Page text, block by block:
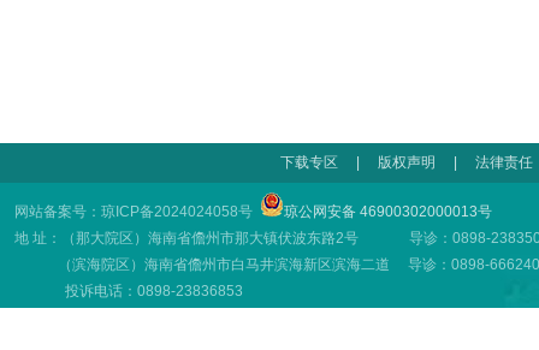
下载专区 版权声明 法律责任
网站备案号：琼ICP备2024024058号
琼公网安备 46900302000013号
地 址：（那大院区）海南省儋州市那大镇伏波东路2号 导诊：0898-
（滨海院区）海南省儋州市白马井滨海新区滨海二道 导诊：0898-
投诉电话：0898-23836853